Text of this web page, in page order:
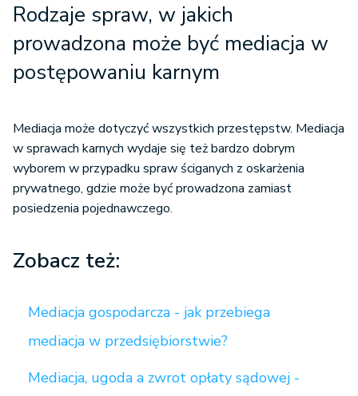
Rodzaje spraw, w jakich
prowadzona może być mediacja w
postępowaniu karnym
Mediacja może dotyczyć wszystkich przestępstw. Mediacja
w sprawach karnych wydaje się też bardzo dobrym
wyborem w przypadku spraw ściganych z oskarżenia
prywatnego, gdzie może być prowadzona zamiast
posiedzenia pojednawczego.
Zobacz też:
Mediacja gospodarcza - jak przebiega
mediacja w przedsiębiorstwie?
Mediacja, ugoda a zwrot opłaty sądowej -